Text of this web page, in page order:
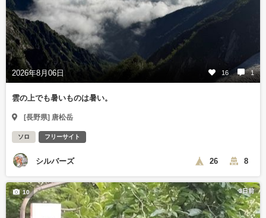
2026年8月06日 16 1
雲の上でも暑いものは暑い。
[長野県] 唐松岳
ソロ フリーサイト
シルバーズ 26 8
3日前
10